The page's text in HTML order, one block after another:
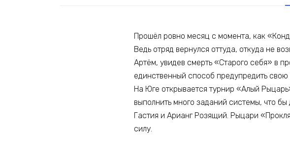
Прошёл ровно месяц с момента, как
Ведь отряд вернулся оттуда, откуда не
Артём, увидев смерть «Старого себя» в
единственный способ предупредить свою
На Юге открывается турнир «Алый
выполнить много заданий системы, что
Гастия и Арианг Розящий. Рыцари
силу.